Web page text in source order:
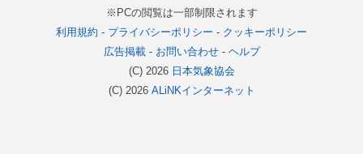
※PCの閲覧は一部制限されます
利用規約 - プライバシーポリシー - クッキーポリシー
広告掲載- お問い合わせ- ヘルプ
(C) 2026 日本気象協会
(C) 2026 ALiNKインターネット